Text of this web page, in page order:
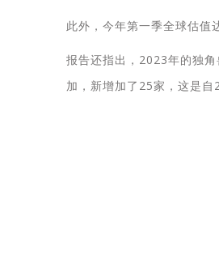
此外，今年第一季全球估值
报告还指出，2023年的独
加，新增加了25家，这是自